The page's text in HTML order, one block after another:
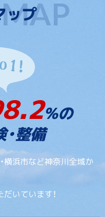
ップ
%の
・整備
横浜市など神奈川全域か
いています！